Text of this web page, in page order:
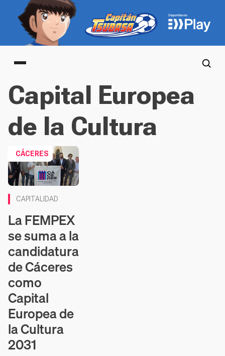
Main menu
Capital Europea
de la Cultura
CÁCERES
CAPITALIDAD
La FEMPEX
se suma a la
candidatura
de Cáceres
como
Capital
Europea de
la Cultura
2031